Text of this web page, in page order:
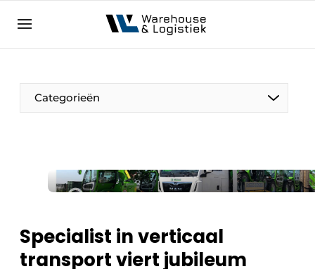
NL EN
Categorieën
Specialist in verticaal
transport viert jubileum